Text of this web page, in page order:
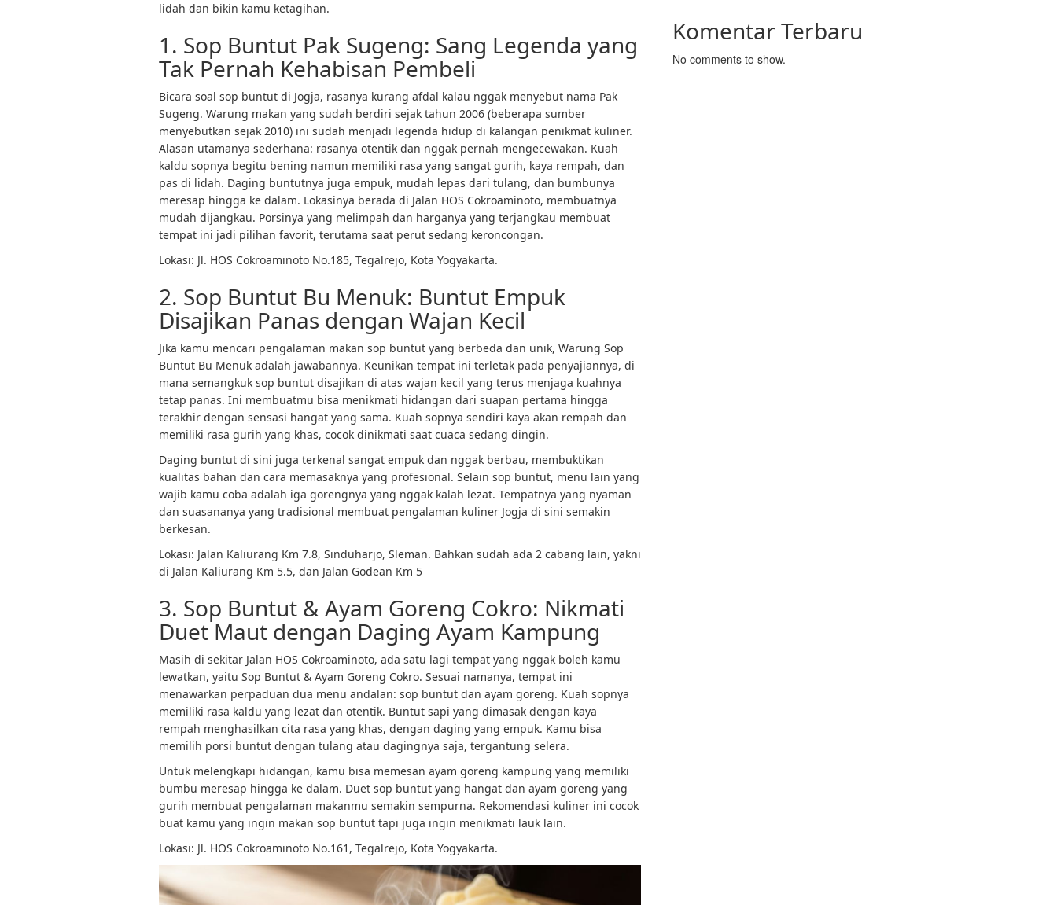
lidah dan bikin kamu ketagihan.
1. Sop Buntut Pak Sugeng: Sang Legenda yang
Tak Pernah Kehabisan Pembeli
Bicara soal sop buntut di Jogja, rasanya kurang afdal kalau nggak menyebut nama Pak
Sugeng. Warung makan yang sudah berdiri sejak tahun 2006 (beberapa sumber
menyebutkan sejak 2010) ini sudah menjadi legenda hidup di kalangan penikmat kuliner.
Alasan utamanya sederhana: rasanya otentik dan nggak pernah mengecewakan. Kuah
kaldu sopnya begitu bening namun memiliki rasa yang sangat gurih, kaya rempah, dan
pas di lidah. Daging buntutnya juga empuk, mudah lepas dari tulang, dan bumbunya
meresap hingga ke dalam. Lokasinya berada di Jalan HOS Cokroaminoto, membuatnya
mudah dijangkau. Porsinya yang melimpah dan harganya yang terjangkau membuat
tempat ini jadi pilihan favorit, terutama saat perut sedang keroncongan.
Lokasi: Jl. HOS Cokroaminoto No.185, Tegalrejo, Kota Yogyakarta.
2. Sop Buntut Bu Menuk: Buntut Empuk
Disajikan Panas dengan Wajan Kecil
Jika kamu mencari pengalaman makan sop buntut yang berbeda dan unik, Warung Sop
Buntut Bu Menuk adalah jawabannya. Keunikan tempat ini terletak pada penyajiannya, di
mana semangkuk sop buntut disajikan di atas wajan kecil yang terus menjaga kuahnya
tetap panas. Ini membuatmu bisa menikmati hidangan dari suapan pertama hingga
terakhir dengan sensasi hangat yang sama. Kuah sopnya sendiri kaya akan rempah dan
memiliki rasa gurih yang khas, cocok dinikmati saat cuaca sedang dingin.
Daging buntut di sini juga terkenal sangat empuk dan nggak berbau, membuktikan
kualitas bahan dan cara memasaknya yang profesional. Selain sop buntut, menu lain yang
wajib kamu coba adalah iga gorengnya yang nggak kalah lezat. Tempatnya yang nyaman
dan suasananya yang tradisional membuat pengalaman kuliner Jogja di sini semakin
berkesan.
Lokasi: Jalan Kaliurang Km 7.8, Sinduharjo, Sleman. Bahkan sudah ada 2 cabang lain, yakni
di Jalan Kaliurang Km 5.5, dan Jalan Godean Km 5
3. Sop Buntut & Ayam Goreng Cokro: Nikmati
Duet Maut dengan Daging Ayam Kampung
Masih di sekitar Jalan HOS Cokroaminoto, ada satu lagi tempat yang nggak boleh kamu
lewatkan, yaitu Sop Buntut & Ayam Goreng Cokro. Sesuai namanya, tempat ini
menawarkan perpaduan dua menu andalan: sop buntut dan ayam goreng. Kuah sopnya
memiliki rasa kaldu yang lezat dan otentik. Buntut sapi yang dimasak dengan kaya
rempah menghasilkan cita rasa yang khas, dengan daging yang empuk. Kamu bisa
memilih porsi buntut dengan tulang atau dagingnya saja, tergantung selera.
Untuk melengkapi hidangan, kamu bisa memesan ayam goreng kampung yang memiliki
bumbu meresap hingga ke dalam. Duet sop buntut yang hangat dan ayam goreng yang
gurih membuat pengalaman makanmu semakin sempurna. Rekomendasi kuliner ini cocok
buat kamu yang ingin makan sop buntut tapi juga ingin menikmati lauk lain.
Lokasi: Jl. HOS Cokroaminoto No.161, Tegalrejo, Kota Yogyakarta.
Komentar Terbaru
No comments to show.